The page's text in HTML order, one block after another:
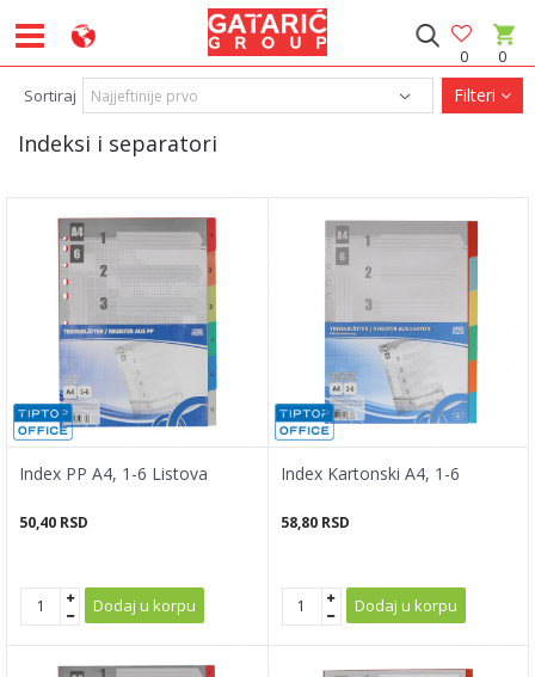
0
0
Indeksi i separatori
Sortiraj Filteri
Index PP A4, 1-6 Listova
50,40 RSD
Dodaj u korpu
Index Kartonski A4, 1-6
58,80 RSD
Dodaj u korpu